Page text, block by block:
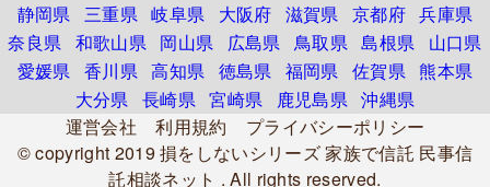
静岡県 三重県 岐阜県 大阪府 滋賀県 京都府 兵庫県
奈良県 和歌山県 岡山県 広島県 鳥取県 島根県
山口県
愛媛県 香川県 高知県 徳島県 福岡県 佐賀県 熊本県
大分県 長崎県 宮崎県 鹿児島県 沖縄県
運営会社
利用規約
プライバシーポリシー
© copyright 2019損をしないシリーズ 家族で信託 民事信
託相談ネット . All rights reserved.